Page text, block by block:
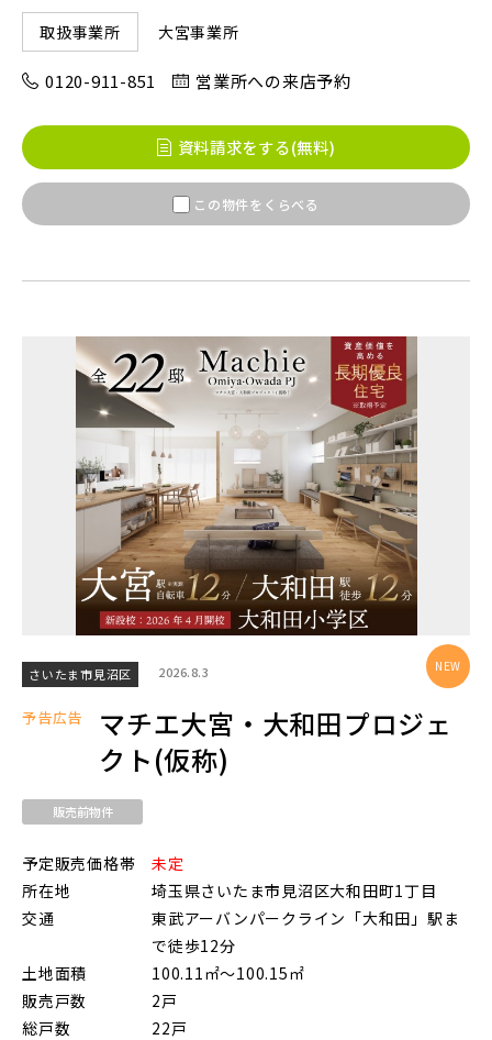
市川市(5) 船橋市(8)
八千代市(1)
鎌ケ谷市(2)
浦安市(0)
千葉市(2)
千葉・常磐エリア(16)
東京都(6)
練馬区(1) 足立区(0)
葛飾区(2)
江戸川区(1)
東久留米市(2)
物件を検索する
JR京浜東北線
JR川越線
地図から探す
埼玉県
取扱事業所 大宮事業所
0120-911-851 営業所への来店予約
資料請求をする(無料)
この物件をくらべる
さいたま市見沼区 2026.8.3
予告広告
マチエ大宮・大和田プロジェ
クト(仮称)
販売前物件
予定販売価格帯
未定
所在地
埼玉県さいたま市見沼区大和田町1丁目
交通
東武アーバンパークライン「大和田」駅ま
で徒歩12分
土地面積
100.11㎡～100.15㎡
販売戸数
2戸
総戸数
22戸